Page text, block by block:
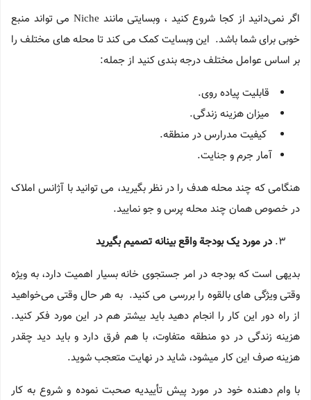
اگر نمی‌دانید از کجا شروع کنید ، وبسایتی مانند Niche می تواند منبع
خوبی برای شما باشد. این وبسایت کمک می کند تا محله های مختلف را
بر اساس عوامل مختلف درجه بندی کنید از جمله:
قابلیت پیاده روی.
میزان هزینه زندگی.
کیفیت مدرارس در منطقه.
آمار جرم و جنایت.
هنگامی که چند محله هدف را در نظر بگیرید، می توانید با آژانس املاک
در خصوص همان چند محله پرس و جو نمایید.
در موردیکبودجة واقع بینانه تصمیم بگیرید
بدیهی است که بودجه در امر جستجوی خانه بسیار اهمیت دارد، به ویژه
وقتی ویژگی های بالقوه را بررسی می کنید. به هر حال وقتی می‌خواهید
از راه دور این کار را انجام دهید باید بیشتر هم در این مورد فکر کنید.
هزینه زندگی در دو منطقه متفاوت، با هم فرق دارد و باید دید چقدر
هزینه صرف این کار میشود، شاید در نهایت متعجب شوید.
با وام دهنده خود در مورد پیش تأییدیه صحبت نموده و شروع به کار